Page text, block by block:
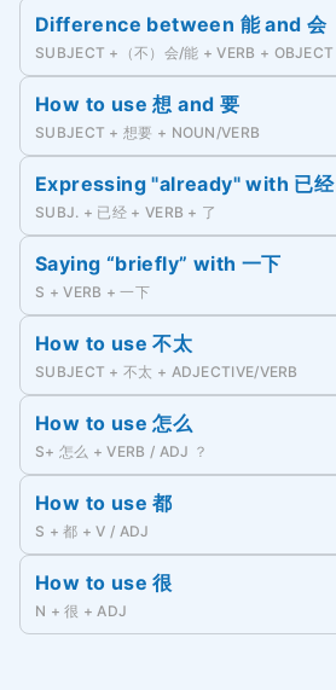
Difference between 能 and 会
SUBJECT +（不）会/能 + VERB + OBJECT
How to use 想 and 要
SUBJECT + 想要 + NOUN/VERB
Expressing "already" with 已经
SUBJ. + 已经 + VERB + 了
Saying “briefly” with 一下
S + VERB + 一下
How to use 不太
SUBJECT + 不太 + ADJECTIVE/VERB
How to use 怎么
S+ 怎么 + VERB / ADJ ？
How to use 都
S + 都 + V / ADJ
How to use 很
N + 很 + ADJ